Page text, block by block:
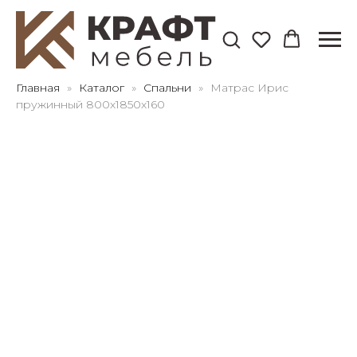
Главная Каталог Спальни
Матрас Ирис
пружинный 800х1850х160